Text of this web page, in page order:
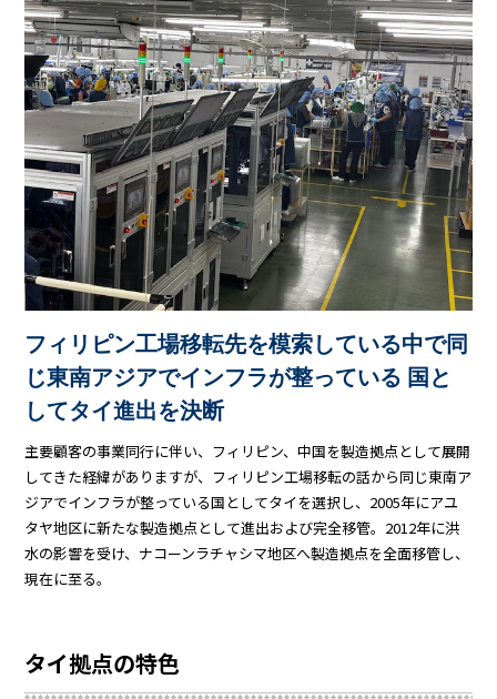
フィリピン工場移転先を模索している中で同
じ東南アジアでインフラが整っている 国と
してタイ進出を決断
主要顧客の事業同行に伴い、フィリピン、中国を製造拠点として展開
してきた経緯がありますが、フィリピン工場移転の話から同じ東南ア
ジアでインフラが整っている国としてタイを選択し、2005年にアユ
タヤ地区に新たな製造拠点として進出および完全移管。2012年に洪
水の影響を受け、ナコーンラチャシマ地区へ製造拠点を全面移管し、
現在に至る。
タイ拠点の特色